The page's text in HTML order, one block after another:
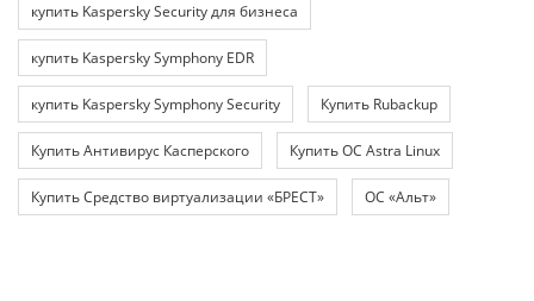
купить Kaspersky Security для бизнеса
купить Kaspersky Symphony EDR
купить Kaspersky Symphony Security Купить Rubackup
Купить Антивирус Касперского Купить ОС Astra Linux
Купить Средство виртуализации «БРЕСТ» ОС «Альт»